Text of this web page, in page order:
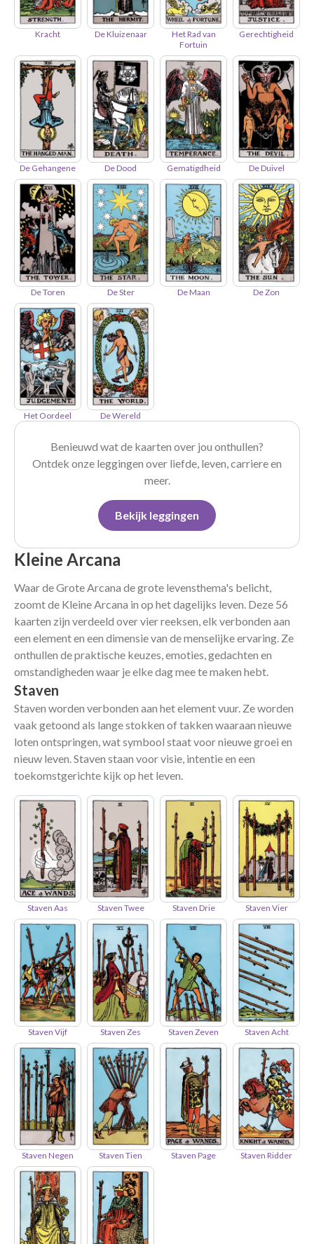
Kracht De Kluizenaar
Het Rad van
Fortuin
Gerechtigheid
De Gehangene De Dood Gematigdheid De Duivel
De Toren De Ster De Maan De Zon
Het Oordeel De Wereld
Benieuwd wat de kaarten over jou onthullen?
Ontdek onze leggingen over liefde, leven, carriere en
meer.
Bekijk leggingen
Kleine Arcana
Waar de Grote Arcana de grote levensthema's belicht,
zoomt de Kleine Arcana in op het dagelijks leven. Deze 56
kaarten zijn verdeeld over vier reeksen, elk verbonden aan
een element en een dimensie van de menselijke ervaring. Ze
onthullen de praktische keuzes, emoties, gedachten en
omstandigheden waar je elke dag mee te maken hebt.
Staven
Staven worden verbonden aan het element vuur. Ze worden
vaak getoond als lange stokken of takken waaraan nieuwe
loten ontspringen, wat symbool staat voor nieuwe groei en
nieuw leven. Staven staan voor visie, intentie en een
toekomstgerichte kijk op het leven.
Staven Aas Staven Twee Staven Drie Staven Vier
Staven Vijf Staven Zes Staven Zeven Staven Acht
Staven Negen Staven Tien Staven Page Staven Ridder